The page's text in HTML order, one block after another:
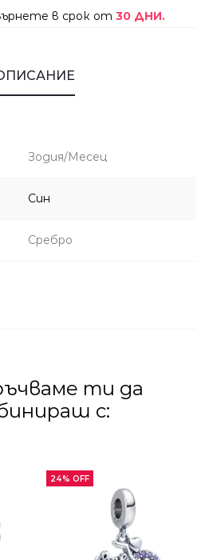
в срок от 30 ДНИ.
Зодия/Месец
Син
Сребро
ти да
с:
24% OFF